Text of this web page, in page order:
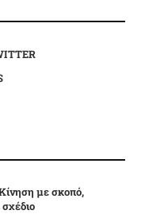
με σκοπό,